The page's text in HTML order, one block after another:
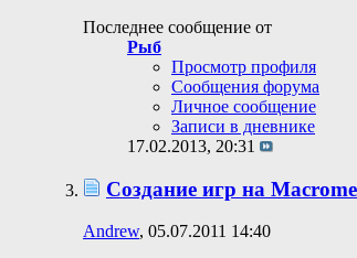
Последнее сообщение от
Рыб
Просмотр профиля
Сообщения форума
Личное сообщение
Записи в дневнике
17.02.2013, 20:31
Создание игр на
Andrew, 05.07.2011 14:40